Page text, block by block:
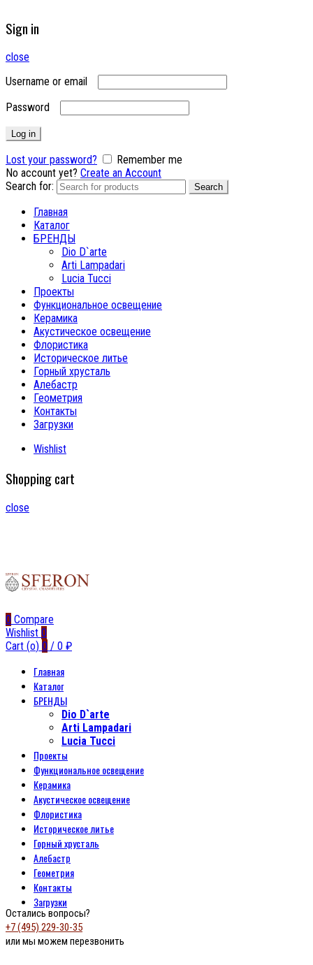
Sign in
close
Username or email
Password
Log in
Lost your password?
Remember me
No account yet? Create an Account
Search for:
Search
Главная
Каталог
БРЕНДЫ
Dio D`arte
Arti Lampadari
Lucia Tucci
Проекты
Функциональное освещение
Керамика
Акустическое освещение
Флористика
Историческое литье
Горный хрусталь
Алебастр
Геометрия
Контакты
Загрузки
Wishlist
Shopping cart
close
0 Compare
Wishlist 0
Cart (o) 0 / 0 ₽
Главная
Каталог
БРЕНДЫ
Dio D`arte
Arti Lampadari
Lucia Tucci
Проекты
Функциональное освещение
Керамика
Акустическое освещение
Флористика
Историческое литье
Горный хрусталь
Алебастр
Геометрия
Контакты
Загрузки
Остались вопросы?
+7 (495) 229-30-35
или мы можем перезвонить